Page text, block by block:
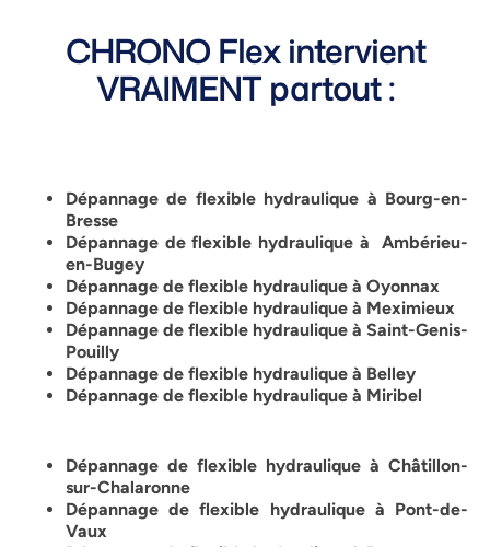
CHRONO Flex intervient
VRAIMENT partout :
Dépannage de flexible hydraulique à Bourg-en-
Bresse
Dépannage de flexible hydraulique à Ambérieu-
en-Bugey
Dépannage de flexible hydraulique à Oyonnax
Dépannage de flexible hydraulique à Meximieux
Dépannage de flexible hydraulique à Saint-Genis-
Pouilly
Dépannage de flexible hydraulique à Belley
Dépannage de flexible hydraulique à Miribel
Dépannage de flexible hydraulique à Châtillon-
sur-Chalaronne
Dépannage de flexible hydraulique à Pont-de-
Vaux